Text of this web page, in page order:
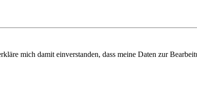
mich damit einverstanden, dass meine Daten zur